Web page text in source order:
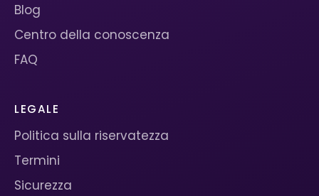
Blog
Centro della conoscenza
FAQ
LEGALE
Politica sulla riservatezza
Termini
Sicurezza